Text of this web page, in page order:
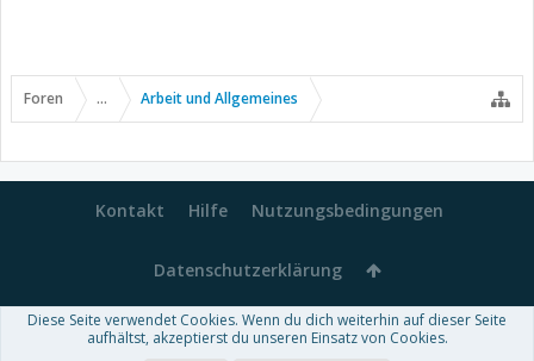
Foren ... Arbeit und Allgemeines
Kontakt Hilfe Nutzungsbedingungen
Datenschutzerklärung
Forum software by XenForo™-Deutsch von xenDach
Diese Seite verwendet Cookies. Wenn du dich weiterhin auf dieser Seite
aufhältst, akzeptierst du unseren Einsatz von Cookies.